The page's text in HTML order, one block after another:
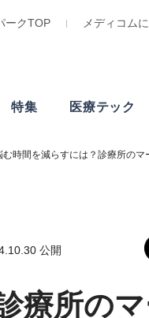
特集 医療テック
ークTOP メディコム
む時間を減らすには？診療所の
公開
療所の